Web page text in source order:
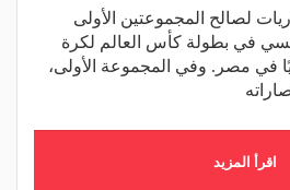
يوم السبت 6 مباريات لصالح المجموعتين الأولى
في بطولة كأس العالم لكرة
في مصر. وفي المجموعة الأولى،
اقرأ المزيد